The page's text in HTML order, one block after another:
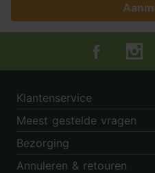
Klantenservice
Meest gestelde vragen
Bezorging
Annuleren & retouren